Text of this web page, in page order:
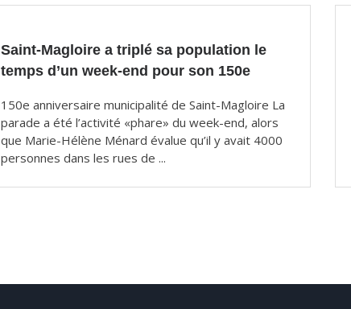
Saint-Magloire a triplé sa population le
temps d’un week-end pour son 150e
150e anniversaire municipalité de Saint-Magloire La
parade a été l’activité «phare» du week-end, alors
que Marie-Hélène Ménard évalue qu’il y avait 4000
personnes dans les rues de ...